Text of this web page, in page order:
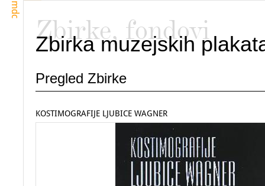
mdc
Zbirke, fondovi
Zbirka muzejskih
Pregled Zbirke
KOSTIMOGRAFIJE LJUBICE WAGNER